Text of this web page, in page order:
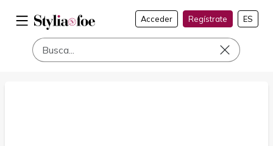
Acceder Regístrate ES